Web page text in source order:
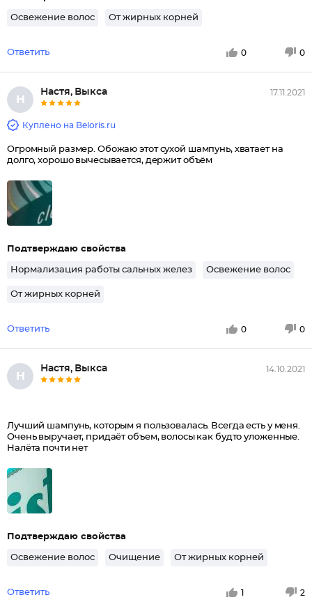
Освежение волос От жирных корней
Ответить 0 0
Н
Настя, Выкса 17.11.2021
Куплено на Beloris.ru
Огромный размер. Обожаю этот сухой шампунь, хватает на
долго, хорошо вычесывается, держит объём
Подтверждаю свойства
Нормализация работы сальных желез Освежение волос
От жирных корней
Ответить 0 0
Н
Настя, Выкса 14.10.2021
Лучший шампунь, которым я пользовалась. Всегда есть у меня.
Очень выручает, придаёт объем, волосы как будто уложенные.
Налёта почти нет
Подтверждаю свойства
Освежение волос Очищение От жирных корней
Ответить 1 2